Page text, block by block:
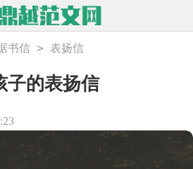
书信 > 表扬信
子的表扬信